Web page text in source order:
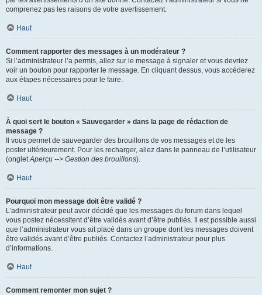
comprenez pas les raisons de votre avertissement.
Haut
Comment rapporter des messages à un modérateur ?
Si l’administrateur l’a permis, allez sur le message à signaler et vous devriez
voir un bouton pour rapporter le message. En cliquant dessus, vous accéderez
aux étapes nécessaires pour le faire.
Haut
À quoi sert le bouton « Sauvegarder » dans la page de rédaction de
message ?
Il vous permet de sauvegarder des brouillons de vos messages et de les
poster ultérieurement. Pour les recharger, allez dans le panneau de l’utilisateur
(ongletAperçu --> Gestion des brouillons).
Haut
Pourquoi mon message doit être validé ?
L’administrateur peut avoir décidé que les messages du forum dans lequel
vous postez nécessitent d’être validés avant d’être publiés. Il est possible aussi
que l’administrateur vous ait placé dans un groupe dont les messages doivent
être validés avant d’être publiés. Contactez l’administrateur pour plus
d’informations.
Haut
Comment remonter mon sujet ?